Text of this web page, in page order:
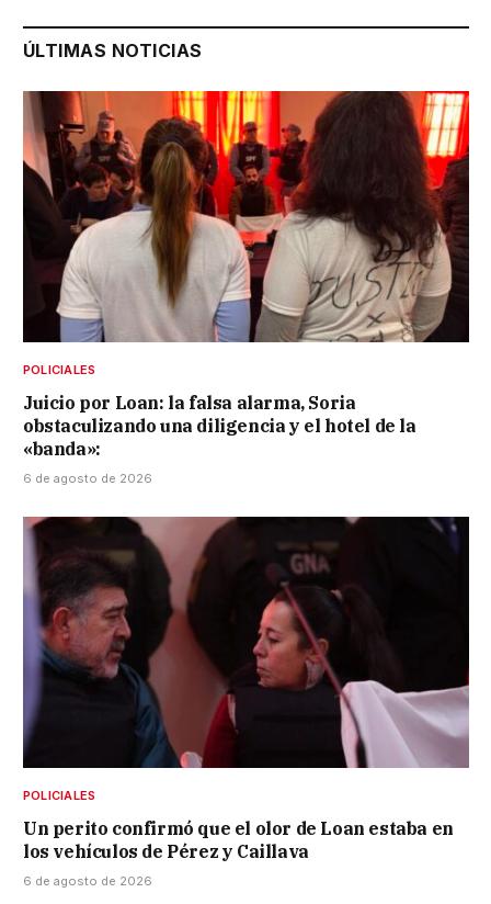
ÚLTIMAS NOTICIAS
POLICIALES
Juicio por Loan: la falsa alarma, Soria
obstaculizando una diligencia y el hotel de la
«banda»:
6 de agosto de 2026
POLICIALES
Un perito confirmó que el olor de Loan estaba en
los vehículos de Pérez y Caillava
6 de agosto de 2026